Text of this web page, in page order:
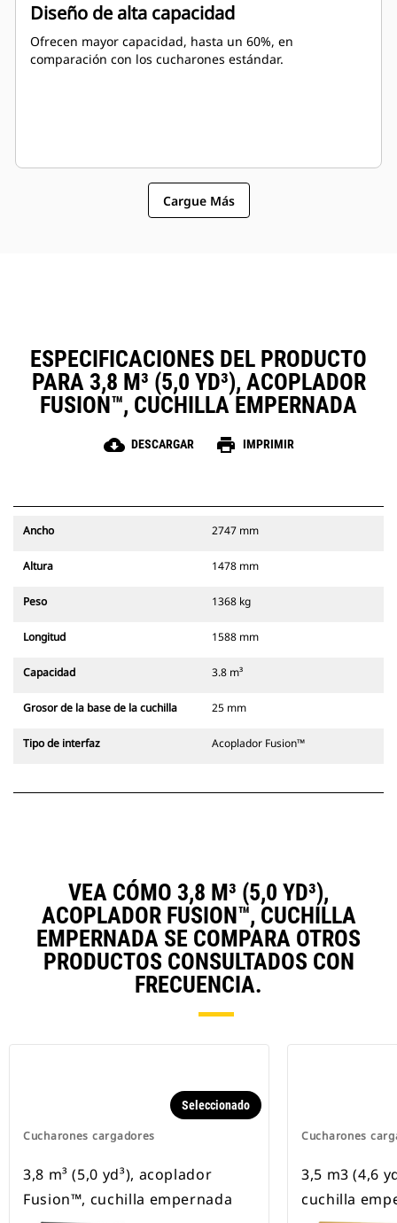
Diseño de alta capacidad
Ofrecen mayor capacidad, hasta un 60%, en
comparación con los cucharones estándar.
Cargue Más
ESPECIFICACIONES DEL PRODUCTO
PARA 3,8 M³ (5,0 YD³), ACOPLADOR
FUSION™, CUCHILLA EMPERNADA
cloud_download DESCARGAR print IMPRIMIR
Ancho 2747 mm
Altura 1478 mm
Peso 1368 kg
Longitud 1588 mm
Capacidad 3.8 m³
Grosor de la base de la cuchilla 25 mm
Tipo de interfaz Acoplador Fusion™
VEA CÓMO 3,8 M³ (5,0 YD³),
ACOPLADOR FUSION™, CUCHILLA
EMPERNADA SE COMPARA OTROS
PRODUCTOS CONSULTADOS CON
FRECUENCIA.
Cucharones cargadores
Seleccionado
3,8 m³ (5,0 yd³), acoplador
Fusion™, cuchilla empernada
Cucharones
3,5 m3 (4,6
cuchilla